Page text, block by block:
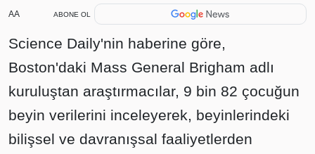
AA ABONE OL
Science Daily'nin haberine göre,
Boston'daki Mass General Brigham adlı
kuruluştan araştırmacılar, 9 bin 82 çocuğun
beyin verilerini inceleyerek, beyinlerindeki
bilişsel ve davranışsal faaliyetlerden